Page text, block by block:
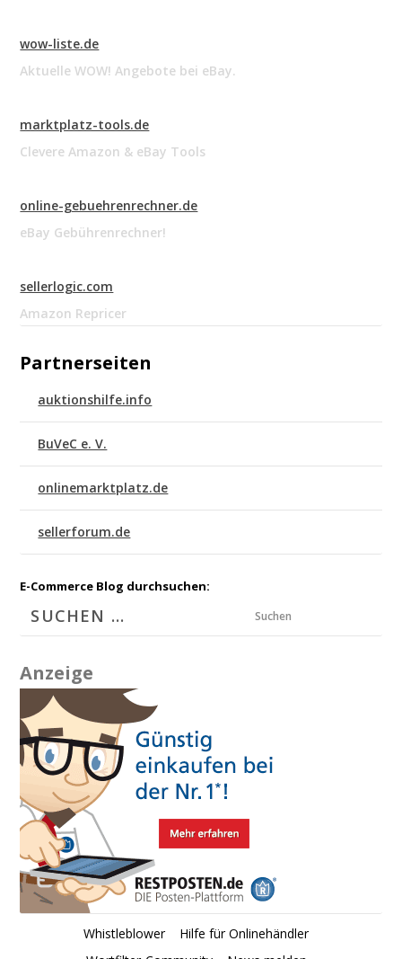
wow-liste.de
Aktuelle WOW! Angebote bei eBay.
marktplatz-tools.de
Clevere Amazon & eBay Tools
online-gebuehrenrechner.de
eBay Gebührenrechner!
sellerlogic.com
Amazon Repricer
Partnerseiten
auktionshilfe.info
BuVeC e. V.
onlinemarktplatz.de
sellerforum.de
E-Commerce Blog durchsuchen:
Suchen
Anzeige
Whistleblower
Hilfe für Onlinehändler